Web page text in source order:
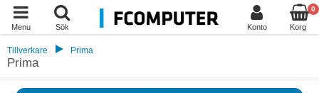
Menu Sök Konto
0
Korg
Tillverkare Prima
Prima